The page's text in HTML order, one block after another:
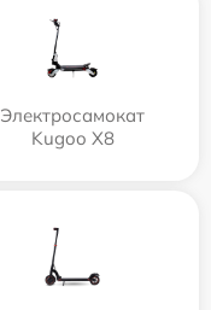
Электросамокат
Kugoo X8